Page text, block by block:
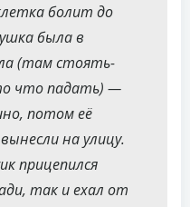
болит до
была в
(там стоять-
что падать) —
потом её
на улицу.
прицепился
так и ехал от